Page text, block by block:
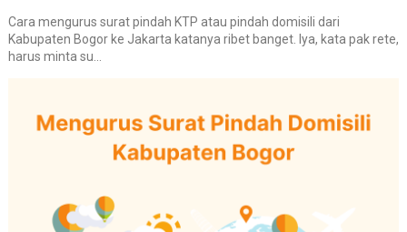
Cara mengurus surat pindah KTP atau pindah domisili dari
Kabupaten Bogor ke Jakarta katanya ribet banget. Iya, kata pak rete,
harus minta su...